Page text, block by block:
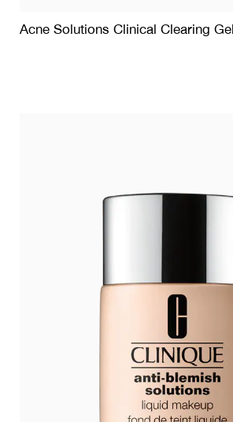
Acne Solutions Clinical Clearing Gel